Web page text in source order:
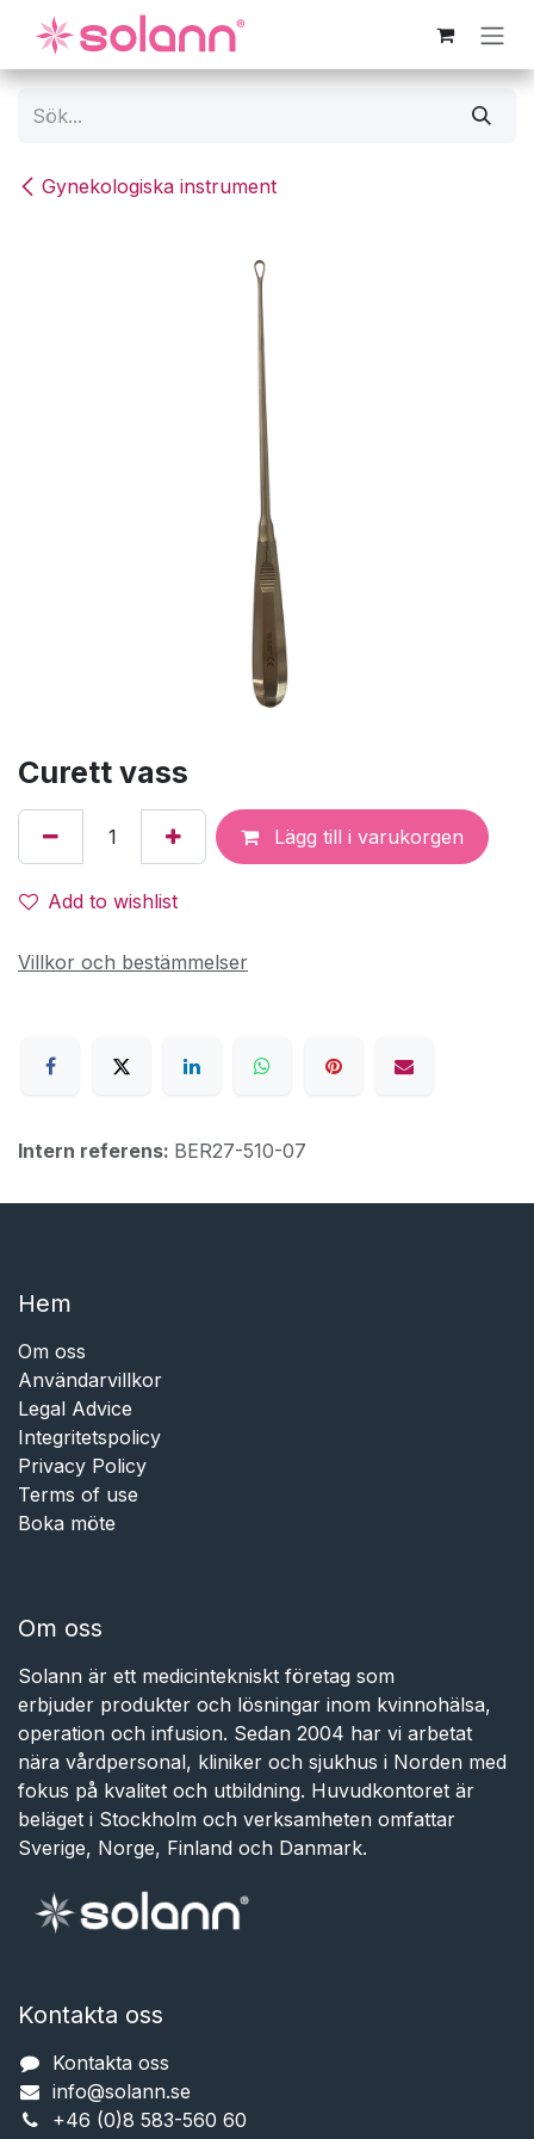
Hoppa till innehåll
Gynekologiska instrument
Curett vass
Lägg till i varukorgen
Add to wishlist
Villkor och bestämmelser
Intern referens: BER27-510-07
Hem​​
Om oss
Användarvillkor
Legal Advice
Integritetspolicy
Privacy Policy
Terms of use
Boka möte
Om oss
Solann är ett medicintekniskt företag som
erbjuder produkter och lösningar inom kvinnohälsa,
operation och infusion. Sedan 2004 har vi arbetat
nära vårdpersonal, kliniker och sjukhus i Norden med
fokus på kvalitet och utbildning. Huvudkontoret är
beläget i Stockholm och verksamheten omfattar
Sverige, Norge, Finland och Danmark.
Kontakta oss
Kontakta oss
info@solann.se​​​​​​
+46 (0)8 583-560 60